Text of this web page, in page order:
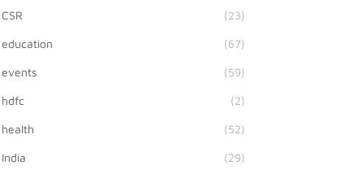
CSR (23)
education (67)
events (59)
hdfc (2)
health (52)
India (29)